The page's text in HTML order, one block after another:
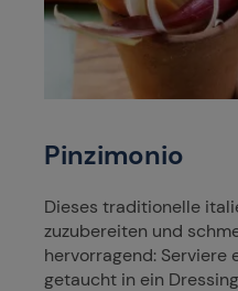
Pinzimonio
Dieses traditionelle
zuzubereiten und
hervorragend: Serviere
getaucht in ein